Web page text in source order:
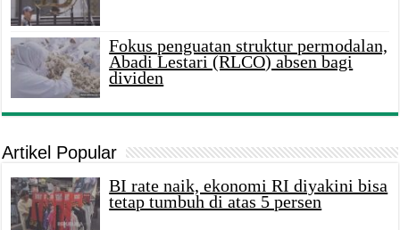
Fokus penguatan struktur permodalan,
Abadi Lestari (RLCO) absen bagi
dividen
Artikel Popular
BI rate naik, ekonomi RI diyakini bisa
tetap tumbuh di atas 5 persen